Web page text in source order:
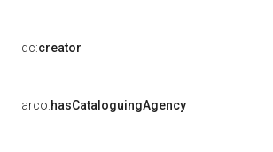
dc:creator
arco:hasCataloguingAgency